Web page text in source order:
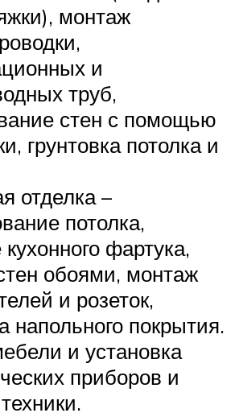
монтаж
и
труб,
стен с помощью
грунтовка потолка и
отделка –
потолка,
фартука,
обоями, монтаж
и розеток,
напольного покрытия.
и установка
приборов и